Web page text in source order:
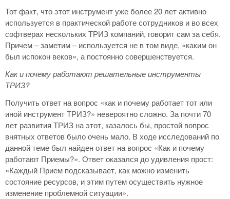
Тот факт, что этот инструмент уже более 20 лет активно
используется в практической работе сотрудников и во всех
софтверах нескольких ТРИЗ компаний, говорит сам за себя.
Причем – заметим – используется не в том виде, «каким он
был испокон веков», а постоянно совершенствуется.
Как и почему работают решательные инструменты
ТРИЗ?
Получить ответ на вопрос «как и почему работает тот или
иной инструмент ТРИЗ?» невероятно сложно. За почти 70
лет развития ТРИЗ на этот, казалось бы, простой вопрос
внятных ответов было очень мало. В ходе исследований по
данной теме был найден ответ на вопрос «Как и почему
работают Приемы?». Ответ оказался до удивления прост:
«Каждый Прием подсказывает, как можно изменить
состояние ресурсов, и этим путем осуществить нужное
изменение проблемной ситуации».